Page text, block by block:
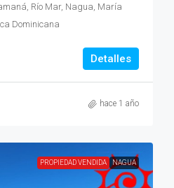
Río Mar, Nagua, María
Dominicana
Detalles
hace 1 año
PROPIEDAD VENDIDA NAGUA